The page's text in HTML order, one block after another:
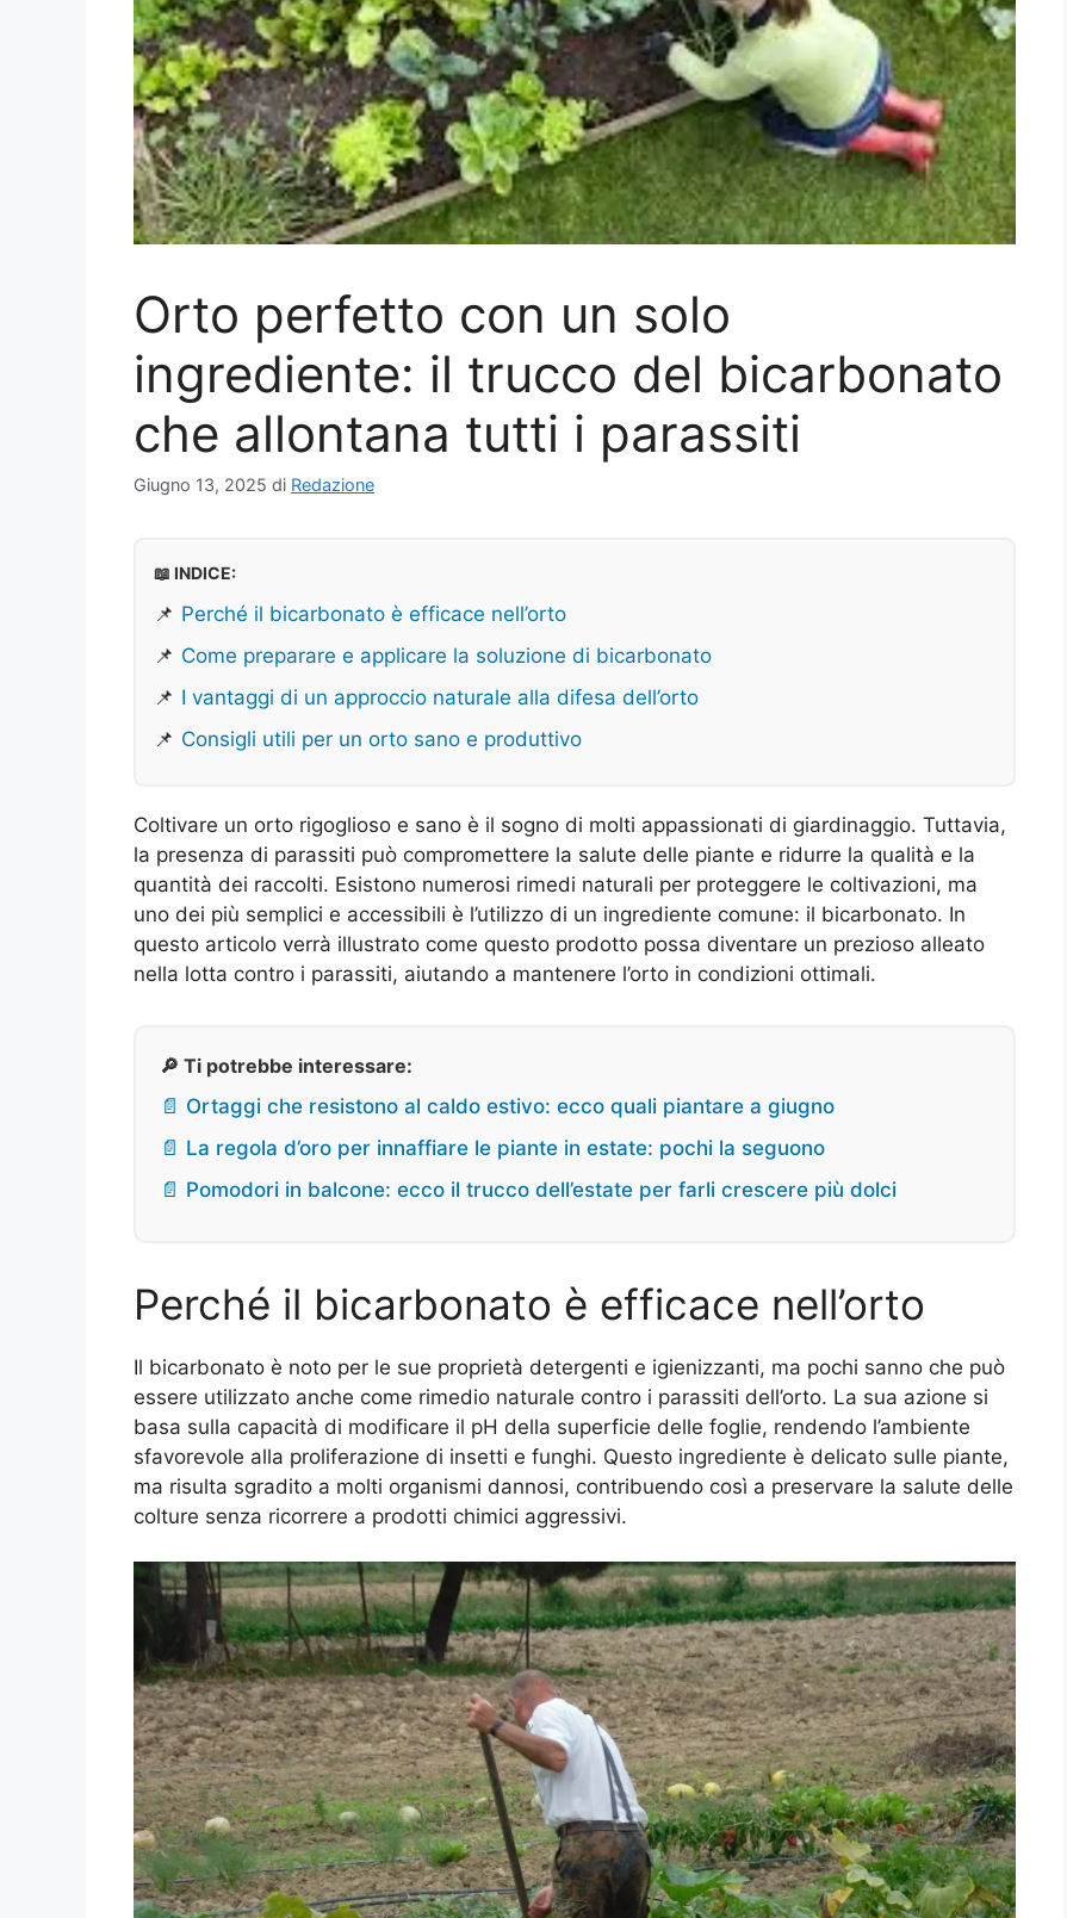
Orto perfetto con un solo
ingrediente: il trucco del bicarbonato
che allontana tutti i parassiti
Giugno 13, 2025 di Redazione
📖 INDICE:
📌 Perché il bicarbonato è efficace nell’orto
📌 Come preparare e applicare la soluzione di bicarbonato
📌 I vantaggi di un approccio naturale alla difesa dell’orto
📌 Consigli utili per un orto sano e produttivo
Coltivare un orto rigoglioso e sano è il sogno di molti appassionati di giardinaggio. Tuttavia,
la presenza di parassiti può compromettere la salute delle piante e ridurre la qualità e la
quantità dei raccolti. Esistono numerosi rimedi naturali per proteggere le coltivazioni, ma
uno dei più semplici e accessibili è l’utilizzo di un ingrediente comune: il bicarbonato. In
questo articolo verrà illustrato come questo prodotto possa diventare un prezioso alleato
nella lotta contro i parassiti, aiutando a mantenere l’orto in condizioni ottimali.
🔎 Ti potrebbe interessare:
📄 Ortaggi che resistono al caldo estivo: ecco quali piantare a giugno
📄 La regola d’oro per innaffiare le piante in estate: pochi la seguono
📄 Pomodori in balcone: ecco il trucco dell’estate per farli crescere più dolci
Perché il bicarbonato è efficace nell’orto
Il bicarbonato è noto per le sue proprietà detergenti e igienizzanti, ma pochi sanno che può
essere utilizzato anche come rimedio naturale contro i parassiti dell’orto. La sua azione si
basa sulla capacità di modificare il pH della superficie delle foglie, rendendo l’ambiente
sfavorevole alla proliferazione di insetti e funghi. Questo ingrediente è delicato sulle piante,
ma risulta sgradito a molti organismi dannosi, contribuendo così a preservare la salute delle
colture senza ricorrere a prodotti chimici aggressivi.